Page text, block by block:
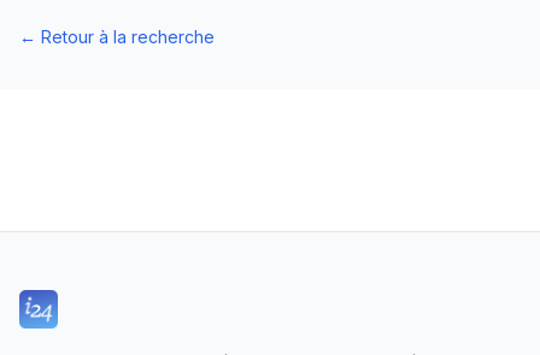
← Retour à la recherche